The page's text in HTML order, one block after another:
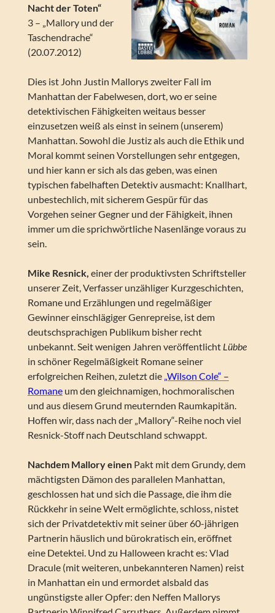
Nacht der Toten“
3 – „Mallory und der
Taschendrache“
(20.07.2012)
Dies ist John Justin Mallorys zweiter Fall im
Manhattan der Fabelwesen, dort, wo er seine
detektivischen Fähigkeiten weitaus besser
einzusetzen weiß als einst in seinem (unserem)
Manhattan. Sowohl die Justiz als auch die Ethik und
Moral kommt seinen Vorstellungen sehr entgegen,
und hier kann er sich als das geben, was einen
typischen fabelhaften Detektiv ausmacht: Knallhart,
unbestechlich, mit sicherem Gespür für das
Vorgehen seiner Gegner und der Fähigkeit, ihnen
immer um die sprichwörtliche Nasenlänge voraus zu
sein.
Mike Resnick, einer der produktivsten Schriftsteller
unserer Zeit, Verfasser unzähliger Kurzgeschichten,
Romane und Erzählungen und regelmäßiger
Gewinner einschlägiger Genrepreise, ist dem
deutschsprachigen Publikum bisher recht
unbekannt. Seit wenigen Jahren veröffentlicht Lübbe
in schöner Regelmäßigkeit Romane seiner
erfolgreichen Reihen, zuletzt die „Wilson Cole“ –
Romaneum den gleichnamigen, hochmoralischen
und aus diesem Grund meuternden Raumkapitän.
Hoffen wir, dass nach der „Mallory“-Reihe noch viel
Resnick-Stoff nach Deutschland schwappt.
Nachdem Mallory einenPakt mit dem Grundy, dem
mächtigsten Dämon des parallelen Manhattan,
geschlossen hat und sich die Passage, die ihm die
Rückkehr in seine Welt ermöglichte, schloss, nistet
sich der Privatdetektiv mit seiner über 60-jährigen
Partnerin häuslich und bürokratisch ein, eröffnet
eine Detektei. Und zu Halloween kracht es: Vlad
Dracule (mit weiteren, unbekannteren Namen) reist
in Manhattan ein und ermordet alsbald das
ungünstigste aller Opfer: den Neffen Mallorys